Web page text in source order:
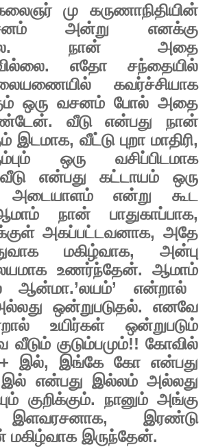
மு
கருணாநிதியின்
அன்று
எனக்கு
. நான்
அதை
. எதோ
சந்தையில்
கவர்ச்சியாக
ஒரு வசனம் போல் அதை
. வீடு என்பது
நான்
இடமாக, வீட்டு புறா மாதிரி,
ஒரு
வசிப்பிடமாக
வீடு என்பது கட்டாயம்
ஒரு
அடையாளம் என்று
கூட
நான் பாதுகாப்பாக,
அகப்பட்டவனாக, அதே
மகிழ்வாக, அன்பு
உணர்ந்தேன்.ஆமாம்
ஆன்மா.’லயம்’ என்றால்
ஒன்றுபடுதல். எனவே
உயிர்கள்
ஒன்றுபடும்
வீடும் குடும்பமும்!! கோவில்
இல், இங்கே கோ என்பது
இல் என்பது இல்லம் அல்லது
குறிக்கும். நானும் அங்கு
இளவரசனாக, இரண்டு
மகிழ்வாக இருந்தேன்.